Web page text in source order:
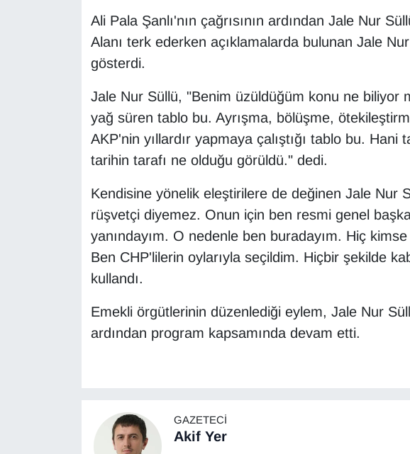
Ali Pala Şanlı'nın çağrısının ardından Jale Nur
Alanı terk ederken açıklamalarda bulunan Jale
gösterdi.
Jale Nur Süllü, "Benim üzüldüğüm konu ne biliyor
yağ süren tablo bu. Ayrışma, bölüşme,
AKP'nin yıllardır yapmaya çalıştığı tablo bu.
tarihin tarafı ne olduğu görüldü." dedi.
Kendisine yönelik eleştirilere de değinen Jale Nur
rüşvetçi diyemez. Onun için ben resmi genel
yanındayım. O nedenle ben buradayım. Hiç
Ben CHP'lilerin oylarıyla seçildim. Hiçbir şekilde
kullandı.
Emekli örgütlerinin düzenlediği eylem, Jale Nur
ardından program kapsamında devam etti.
GAZETECI
Akif Yer